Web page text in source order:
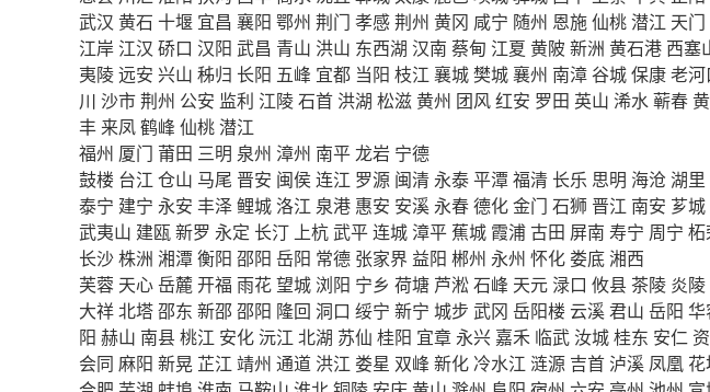
武汉 黄石 十堰 宜昌 襄阳 鄂州 荆门 孝感荆州 黄冈 咸宁 随州 恩施仙桃潜江 天门
江岸 江汉 硚口 汉阳 武昌 青山 洪山 东西湖 汉南 蔡甸 江夏 黄陂 新洲 黄石港 西塞
夷陵远安 兴山 秭归 长阳 五峰 宜都 当阳 枝江 襄城樊城襄州 南漳谷城保康老河
川 沙市荆州 公安 监利 江陵石首 洪湖 松滋黄州 团风红安 罗田 英山 浠水蕲春
丰 来凤鹤峰 仙桃潜江
福州 厦门 莆田 三明 泉州 漳州 南平龙岩 宁德
鼓楼 台江 仓山 马尾 晋安 闽侯连江 罗源 闽清 永泰平潭福清 长乐 思明 海沧 湖里
泰宁 建宁 永安 丰泽鲤城洛江 泉港 惠安 安溪 永春德化金门 石狮 晋江 南安 芗城
武夷山 建瓯新罗 永定 长汀 上杭武平连城 漳平 蕉城 霞浦古田 屏南 寿宁 周宁 柘
长沙株洲 湘潭衡阳 邵阳 岳阳 常德 张家界 益阳 郴州 永州 怀化 娄底湘西
芙蓉 天心岳麓开福 雨花望城 浏阳 宁乡 荷塘 芦淞石峰 天元 渌口 攸县茶陵 炎陵
大祥北塔邵东 新邵邵阳 隆回 洞口 绥宁 新宁 城步 武冈 岳阳楼 云溪君山 岳阳
阳 赫山 南县桃江 安化沅江 北湖 苏仙 桂阳 宜章 永兴 嘉禾 临武 汝城桂东 安仁
会同 麻阳 新晃 芷江 靖州 通道 洪江 娄星 双峰 新化 冷水江 涟源 吉首 泸溪 凤凰